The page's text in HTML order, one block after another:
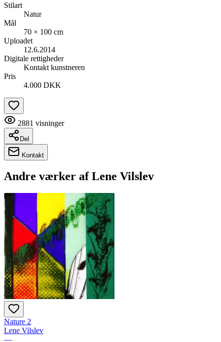
Stilart
Natur
Mål
70 × 100 cm
Uploadet
12.6.2014
Digitale rettigheder
Kontakt kunstneren
Pris
4.000 DKK
2881 visninger
Del
Kontakt
Andre værker afLene Vilslev
Nature 2
Lene Vilslev
—